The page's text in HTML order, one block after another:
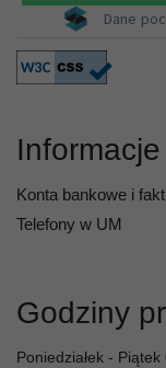
Informacje
Konta bankowe i
Telefony w UM
Godziny
Poniedziałek -